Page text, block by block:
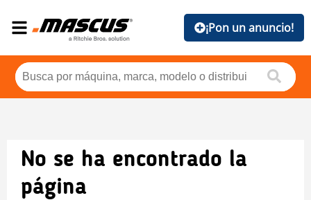
¡Pon un anuncio!
No se ha encontrado la
página